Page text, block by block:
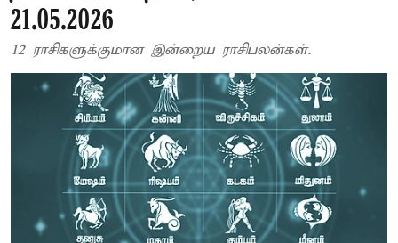
21.05.2026
12 ராசிகளுக்குமான இன்றைய ராசிபலன்கள்.